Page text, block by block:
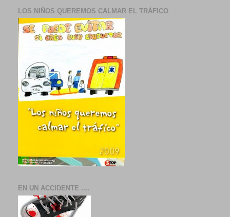
LOS NIÑOS QUEREMOS CALMAR EL TRÁFICO
EN UN ACCIDENTE ....